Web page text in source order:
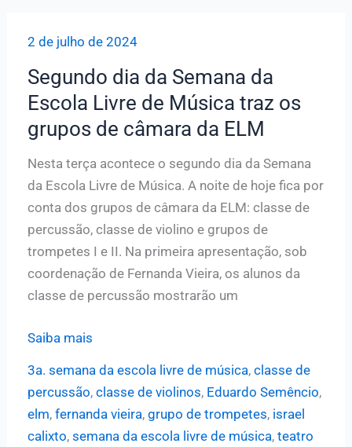
dos
com
direção
e
Lazarov
2 de julho de 2024
Segundo dia da Semana da
Escola Livre de Música traz os
grupos de câmara da ELM
Nesta terça acontece o segundo dia da Semana
da Escola Livre de Música. A noite de hoje fica por
conta dos grupos de câmara da ELM: classe de
percussão, classe de violino e grupos de
trompetes I e II. Na primeira apresentação, sob
coordenação de Fernanda Vieira, os alunos da
classe de percussão mostrarão um
Segundo
Semana
Saiba mais
3a. semana da escola livre de música, classe de
percussão, classe de violinos, Eduardo Semêncio,
elm, fernanda vieira, grupo de trompetes, israel
calixto, semana da escola livre de música, teatro